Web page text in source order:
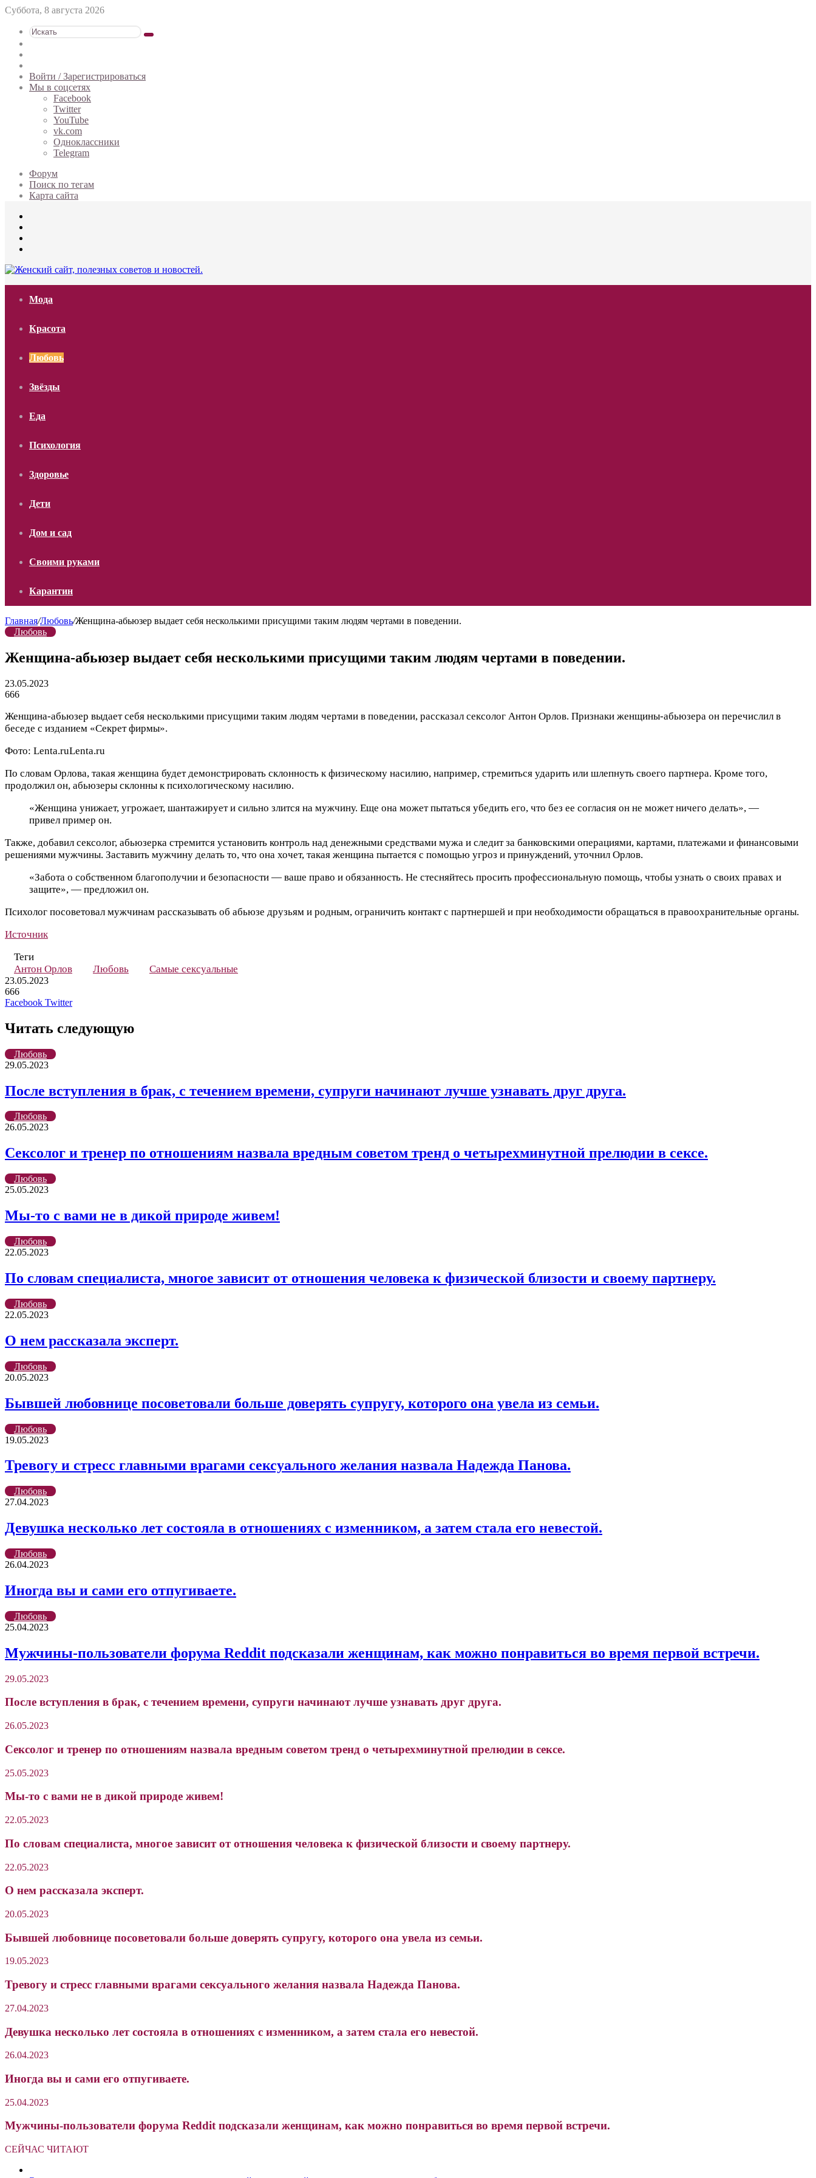
Суббота, 8 августа 2026
Искать
статья
Войти / Зарегистрироваться
Мы в соцсетях
Facebook
Twitter
YouTube
vk.com
Одноклассники
Telegram
Форум
Поиск по тегам
Карта сайта
Мода
Красота
Любовь
Звёзды
Еда
Психология
Здоровье
Дети
Дом и сад
Своими руками
Карантин
Главная/Любовь/Женщина-абьюзер выдает себя несколькими присущими таким людям чертами в поведении.
Любовь
Женщина-абьюзер выдает себя несколькими присущими таким людям чертами в поведении.
23.05.2023
666
Женщина-абьюзер выдает себя несколькими присущими таким людям чертами в поведении, рассказал сексолог Антон Орлов. Признаки женщины-абьюзера он перечислил в
беседе с изданием «Секрет фирмы».
Фото: Lenta.ruLenta.ru
По словам Орлова, такая женщина будет демонстрировать склонность к физическому насилию, например, стремиться ударить или шлепнуть своего партнера. Кроме того,
продолжил он, абьюзеры склонны к психологическому насилию.
«Женщина унижает, угрожает, шантажирует и сильно злится на мужчину. Еще она может пытаться убедить его, что без ее согласия он не может ничего делать», —
привел пример он.
Также, добавил сексолог, абьюзерка стремится установить контроль над денежными средствами мужа и следит за банковскими операциями, картами, платежами и финансовыми
решениями мужчины. Заставить мужчину делать то, что она хочет, такая женщина пытается с помощью угроз и принуждений, уточнил Орлов.
«Забота о собственном благополучии и безопасности — ваше право и обязанность. Не стесняйтесь просить профессиональную помощь, чтобы узнать о своих правах и
защите», — предложил он.
Психолог посоветовал мужчинам рассказывать об абьюзе друзьям и родным, ограничить контакт с партнершей и при необходимости обращаться в правоохранительные органы.
Источник
Теги
Антон Орлов
Любовь Самые сексуальные
23.05.2023
666
Facebook TwitterLinkedIn
Pinterest
Вконтакте
Одноклассники
Skype
WhatsApp
Telegram
Viber
Читать следующую
Любовь
29.05.2023
После вступления в брак, с течением времени, супруги начинают лучше узнавать друг друга.
Любовь
26.05.2023
Cексолог и тренер по отношениям назвала вредным советом тренд о четырехминутной прелюдии в сексе.
Любовь
25.05.2023
Мы-то с вами не в дикой природе живем!
Любовь
22.05.2023
По словам специалиста, многое зависит от отношения человека к физической близости и своему партнеру.
Любовь
22.05.2023
О нем рассказала эксперт.
Любовь
20.05.2023
Бывшей любовнице посоветовали больше доверять супругу, которого она увела из семьи.
Любовь
19.05.2023
Тревогу и стресс главными врагами сексуального желания назвала Надежда Панова.
Любовь
27.04.2023
Девушка несколько лет состояла в отношениях с изменником, а затем стала его невестой.
Любовь
26.04.2023
Иногда вы и сами его отпугиваете.
Любовь
25.04.2023
Мужчины-пользователи форума Reddit подсказали женщинам, как можно понравиться во время первой встречи.
29.05.2023
После вступления в брак, с течением времени, супруги начинают лучше узнавать друг друга.
26.05.2023
Cексолог и тренер по отношениям назвала вредным советом тренд о четырехминутной прелюдии в сексе.
25.05.2023
Мы-то с вами не в дикой природе живем!
22.05.2023
По словам специалиста, многое зависит от отношения человека к физической близости и своему партнеру.
22.05.2023
О нем рассказала эксперт.
20.05.2023
Бывшей любовнице посоветовали больше доверять супругу, которого она увела из семьи.
19.05.2023
Тревогу и стресс главными врагами сексуального желания назвала Надежда Панова.
27.04.2023
Девушка несколько лет состояла в отношениях с изменником, а затем стала его невестой.
26.04.2023
Иногда вы и сами его отпугиваете.
25.04.2023
Мужчины-пользователи форума Reddit подсказали женщинам, как можно понравиться во время первой встречи.
СЕЙЧАС ЧИТАЮТ